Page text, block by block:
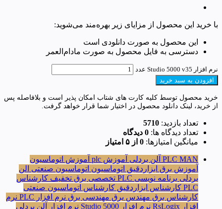
با خرید این محصول از مزایای زیر بهره‌مند می‌شوید:
این محصول به صورت دانلودی است
دسترسی به فایل محصول به صورت مادام‌العمر
نرم افزار Studio 5000 v35 عدد
افزودن به سبد خرید
خرید محصول توسط کلیه کارت های شتاب امکان پذیر است و بلافاصله پس
از خرید، لینک دانلود محصول در اختیار شما قرار خواهد گرفت.
تعداد بازدید: 5710
تعداد دیدگاه ها: 0 دیدگاه
میانگین امتیازها: 0 از ۵ امتیاز
PLC MAN آلن بردلی آموزش plc
آموزش اتوماسیون
آموزش برق ابزاردقیق اتوماسیون اتوماسیون صنعتی الن
بردلی برنامه نویسی PLC تخصصی برق تخفیف کارشناس
PLC کارشناس ابزاردقیق کارشناس اتوماسیون صنعتی
کارشناس برق مهندس یرق مهندسی برق نرم افزار PLC
نرم
افزار RsLogix
نرم افزار Studio 5000
نرم افزار آلن بردلی